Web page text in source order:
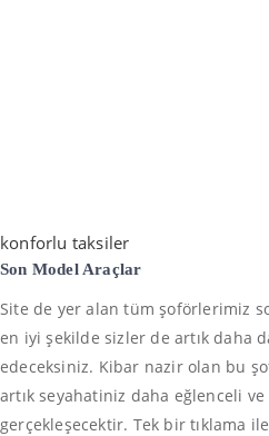
konforlu taksiler
Son Model Araçlar
Site de yer alan tüm şoförlerimiz
en iyi şekilde sizler de artık daha
edeceksiniz. Kibar nazir olan bu
artık seyahatiniz daha eğlenceli
gerçekleşecektir. Tek bir tıklama